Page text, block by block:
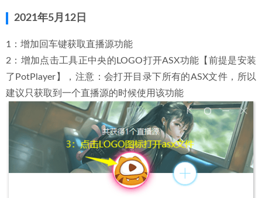
2021年5月12日
1：增加回车键获取直播源功能
2：增加点击工具正中央的LOGO打开ASX功能【前提是安装
了PotPlayer】，注意：会打开目录下所有的ASX文件，所以
建议只获取到一个直播源的时候使用该功能